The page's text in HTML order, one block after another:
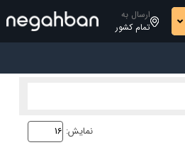
ارسال به
تمام کشور
نمایش: